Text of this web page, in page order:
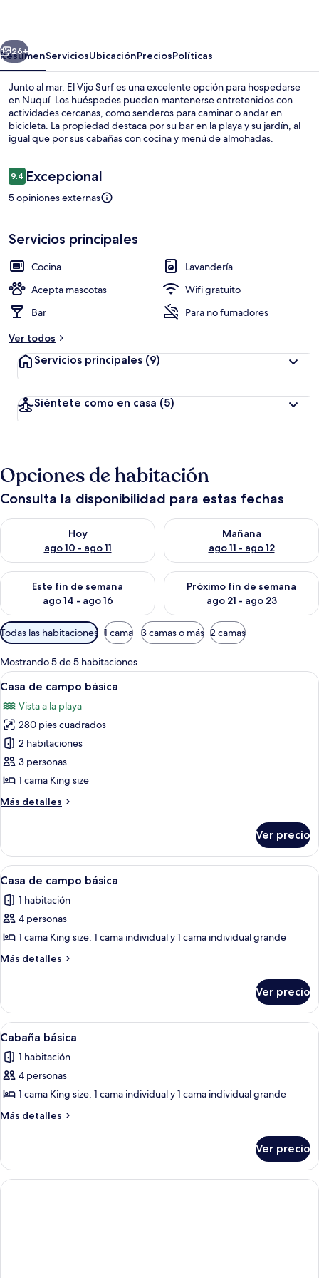
Siguiente
26+
ResumenServiciosUbicaciónPreciosPolíticas
Junto al mar, El Vijo Surf es una excelente opción para hospedarse
en Nuquí. Los huéspedes pueden mantenerse entretenidos con
actividades cercanas, como senderos para caminar o andar en
bicicleta. La propiedad destaca por su bar en la playa y su jardín, al
igual que por sus cabañas con cocina y menú de almohadas.
Opiniones
9.49.4 de 10,
Excepcional
5 opiniones externas
Servicios principales
Cocina
Lavandería
Acepta mascotas
Wifi gratuito
Bar
Para no fumadores
Ver todos
Servicios principales (9)
Siéntete como en casa (5)
Opciones de habitación
Consulta la disponibilidad para estas fechas
Hoy
ago 10 - ago 11
Consulta la disponibilidad para hoy ago 10 - ago 11
Mañana
ago 11 - ago 12
Consulta la disponibilidad
Este fin de semana
ago 14 - ago 16
Consulta la disponibilidad para este fin de semana ago 14 -
Próximo fin de semana
ago 21 - ago 23
Consulta la disponibilidad
Filtros
disponibles
para
las
habitaciones
Todas las habitaciones 1 cama 3 camas o más 2 camas
Mostrando 5 de 5 habitaciones
Abrir
todas
las
fotos
de
Casa
de
básica
6
Casa de campo básica
Vista a la playa
280 pies cuadrados
2 habitaciones
3 personas
1 cama King size
Más detalles
Más
de
campo
básica
Ver precio
Abrir
todas
las
fotos
de
Casa
básica
6
Casa de campo básica
1 habitación
4 personas
1 cama King size, 1 cama individual y 1 cama individual grande
Más detalles
Más
de
campo
básica
Ver precio
Abrir
todas
las
fotos
de
Cabaña
7
Cabaña básica
1 habitación
4 personas
1 cama King size, 1 cama individual y 1 cama individual grande
Más detalles
Más
básica
Ver precio